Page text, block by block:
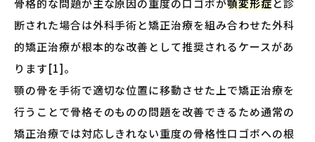
骨格的な問題が主な原因の重度の口ゴボが顎変形症と診
断された場合は外科手術と矯正治療を組み合わせた外科
的矯正治療が根本的な改善として推奨されるケースがあ
ります[1]。
顎の骨を手術で適切な位置に移動させた上で矯正治療を
行うことで骨格そのものの問題を改善できるため通常の
矯正治療では対応しきれない重度の骨格性口ゴボへの根